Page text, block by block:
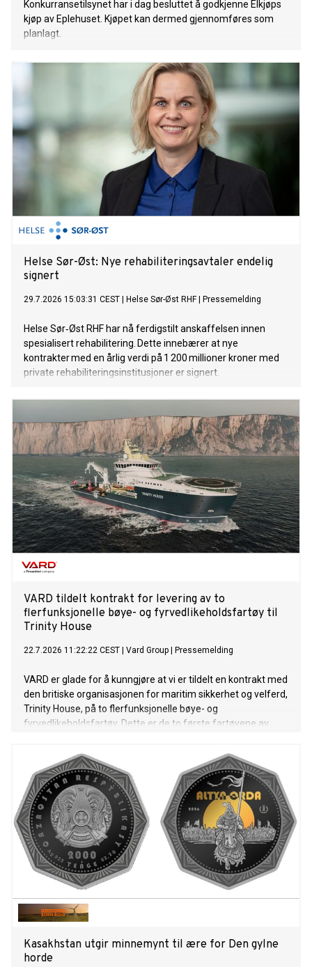
Konkurransetilsynet har i dag besluttet å godkjenne Elkjøps
kjøp av Eplehuset. Kjøpet kan dermed gjennomføres som
planlagt.
Helse Sør-Øst: Nye rehabiliteringsavtaler endelig
signert
29.7.2026 15:03:31 CEST Helse Sør-Øst RHF| Pressemelding
Helse Sør‑Øst RHF har nå ferdigstilt anskaffelsen innen
spesialisert rehabilitering. Dette innebærer at nye
kontrakter med en årlig verdi på 1 200 millioner kroner med
private rehabiliteringsinstitusjoner er signert.
VARD tildelt kontrakt for levering av to
flerfunksjonelle bøye- og fyrvedlikeholdsfartøy til
Trinity House
22.7.2026 11:22:22 CEST Vard Group Pressemelding
VARD er glade for å kunngjøre at vi er tildelt en kontrakt med
den britiske organisasjonen for maritim sikkerhet og velferd,
Trinity House, på to flerfunksjonelle bøye- og
fyrvedlikeholdsfartøy. Dette er de to første fartøyene av
overstiger 220 millioner euro.
Kasakhstan utgir minnemynt til ære for Den gylne
horde